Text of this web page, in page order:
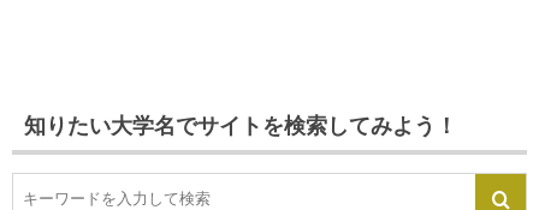
知りたい大学名でサイトを検索してみよう！